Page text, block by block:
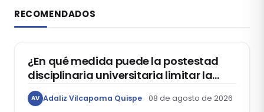
RECOMENDADOS
DERECHO CONSTITUCIONAL
¿En qué medida puede la postestad
disciplinaria universitaria limitar la
libertad de expresión de los
estudiantes?
AV Adaliz Vilcapoma Quispe 08 de agosto de 2026